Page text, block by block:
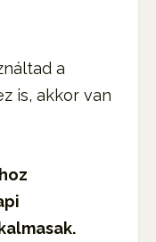
a
is, akkor van